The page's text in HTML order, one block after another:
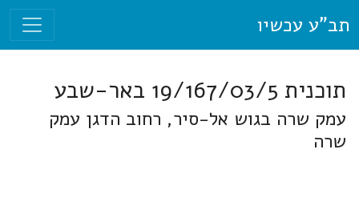
תב"ע עכשיו
תוכנית 19/167/03/5 באר-שבע
עמק שרה בגוש אל-סיר, רחוב הדגן עמק
שרה